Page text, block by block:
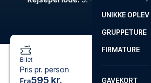
UNIKKE
GRUPPETURE
FIRMATURE
GAVEKORT
Billet
Pris pr. person
Fra595 kr.